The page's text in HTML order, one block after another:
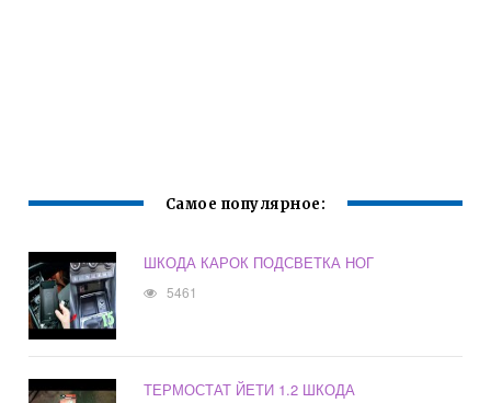
Самое популярное:
ШКОДА КАРОК ПОДСВЕТКА НОГ
5461
ТЕРМОСТАТ ЙЕТИ 1.2 ШКОДА